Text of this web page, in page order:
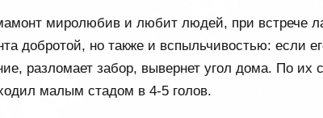
миролюбив и любит людей, при встрече
добротой, но также и вспыльчивостью: если
разломает забор, вывернет угол дома. По их
малым стадом в 4-5 голов.